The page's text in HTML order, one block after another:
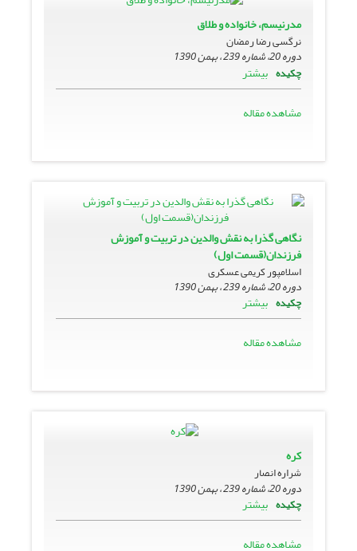
مدرنیسم، خانواده و طلاق
نرگسی رضا رمضان
دوره 20، شماره 239 ، بهمن 1390
چکیده بیشتر
مشاهده مقاله
نگاهی گذرا به نقش والدین در تربیت و آموزش
فرزندان(قسمت اول)
اسلامپور کریمى‏ عسکرى
دوره 20، شماره 239 ، بهمن 1390
چکیده بیشتر
مشاهده مقاله
کره
شراره انصار
دوره 20، شماره 239 ، بهمن 1390
چکیده بیشتر
مشاهده مقاله